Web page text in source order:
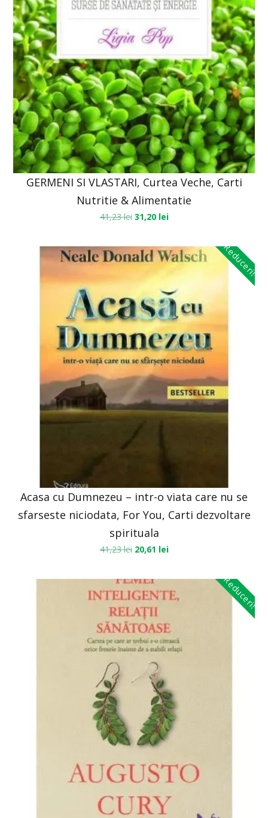
GERMENI SI VLASTARI, Curtea Veche, Carti
Nutritie & Alimentatie
41,23lei 31,20 lei
Reduceri!
Acasa cu Dumnezeu – intr-o viata care nu se
sfarseste niciodata, For You, Carti dezvoltare
spirituala
41,23lei 20,61 lei
Reduceri!